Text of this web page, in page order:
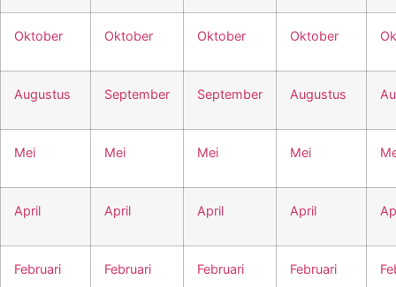
Oktober Oktober Oktober Oktober
Augustus September September Augustus
Mei Mei Mei Mei
April April April April
Februari Februari Februari Februari